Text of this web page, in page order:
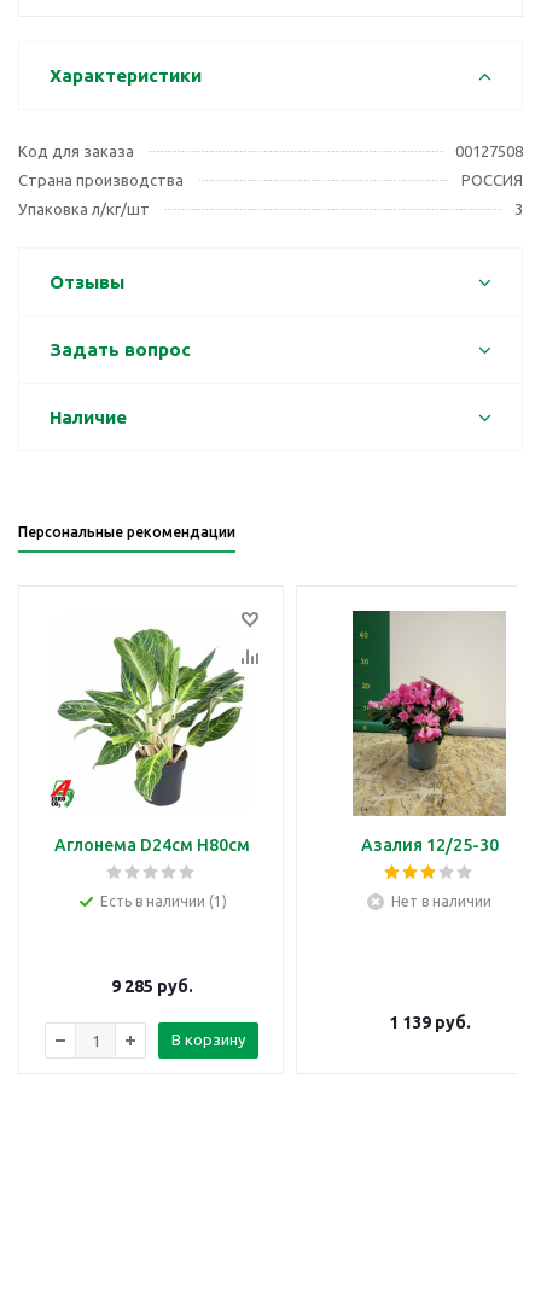
Характеристики
Код для заказа
00127508
Страна производства
РОССИЯ
Упаковка л/кг/шт
3
Отзывы
Задать вопрос
Наличие
Персональные рекомендации
Аглонема D24см H80см
Есть в наличии (1)
9 285 руб.
В корзину
Азалия 12/25-30
Нет в наличии
1 139руб.